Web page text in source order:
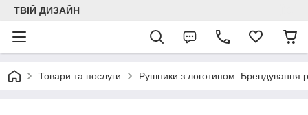
ТВІЙ ДИЗАЙН
Товари та послуги Рушники з логотипом. Брендування